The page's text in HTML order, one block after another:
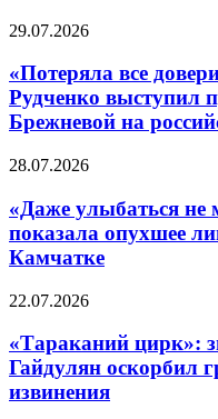
29.07.2026
«Потеряла все
Рудченко выступил
Брежневой на
28.07.2026
«Даже улыбаться
показала опухшее
Камчатке
22.07.2026
«Тараканий цирк»:
Гайдулян оскорбил
извинения